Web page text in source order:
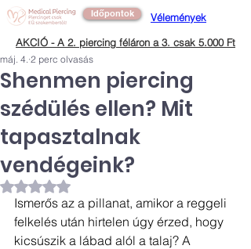
AKCIÓ - A 2. piercing féláron a 3. csak 5.000 Ft
Időpontok Vélemények
Shenmen piercing
szédülés ellen? Mit
tapasztalnak
vendégeink?
máj. 4. 2 perc olvasás
NaN csillagot kapott az 5-ből.
Ismerős az a pillanat, amikor a reggeli
felkelés után hirtelen úgy érzed, hogy
kicsúszik a lábad alól a talaj? A